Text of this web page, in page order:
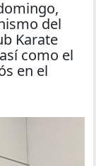
del
Karate
como el
en el